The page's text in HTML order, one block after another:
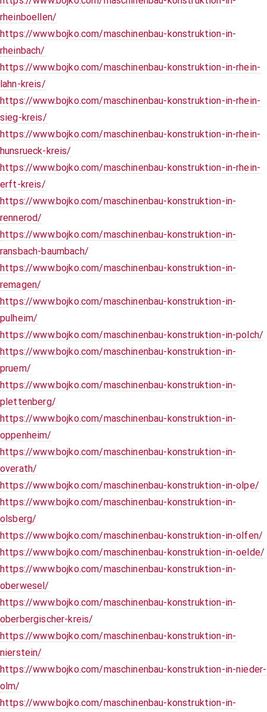
rheinboellen/
https://www.bojko.com/maschinenbau-konstruktion-in-
rheinbach/
https://www.bojko.com/maschinenbau-konstruktion-in-rhein-
lahn-kreis/
https://www.bojko.com/maschinenbau-konstruktion-in-rhein-
sieg-kreis/
https://www.bojko.com/maschinenbau-konstruktion-in-rhein-
hunsrueck-kreis/
https://www.bojko.com/maschinenbau-konstruktion-in-rhein-
erft-kreis/
https://www.bojko.com/maschinenbau-konstruktion-in-
rennerod/
https://www.bojko.com/maschinenbau-konstruktion-in-
ransbach-baumbach/
https://www.bojko.com/maschinenbau-konstruktion-in-
remagen/
https://www.bojko.com/maschinenbau-konstruktion-in-
pulheim/
https://www.bojko.com/maschinenbau-konstruktion-in-polch/
https://www.bojko.com/maschinenbau-konstruktion-in-
pruem/
https://www.bojko.com/maschinenbau-konstruktion-in-
plettenberg/
https://www.bojko.com/maschinenbau-konstruktion-in-
oppenheim/
https://www.bojko.com/maschinenbau-konstruktion-in-
overath/
https://www.bojko.com/maschinenbau-konstruktion-in-olpe/
https://www.bojko.com/maschinenbau-konstruktion-in-
olsberg/
https://www.bojko.com/maschinenbau-konstruktion-in-olfen/
https://www.bojko.com/maschinenbau-konstruktion-in-oelde/
https://www.bojko.com/maschinenbau-konstruktion-in-
oberwesel/
https://www.bojko.com/maschinenbau-konstruktion-in-
oberbergischer-kreis/
https://www.bojko.com/maschinenbau-konstruktion-in-
nierstein/
https://www.bojko.com/maschinenbau-konstruktion-in-nieder-
olm/
https://www.bojko.com/maschinenbau-konstruktion-in-